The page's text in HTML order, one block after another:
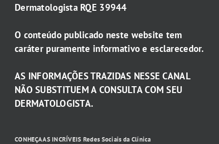
Dermatologista RQE 39944
O conteúdo publicado neste website tem
caráter puramente informativo e esclarecedor.
AS INFORMAÇÕES TRAZIDAS NESSE CANAL
NÃO SUBSTITUEM A CONSULTA COM SEU
DERMATOLOGISTA.
CONHEÇA AS INCRÍVEIS Redes Sociais da Clínica